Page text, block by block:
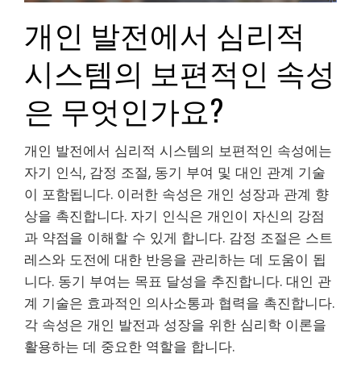
개인 발전에서 심리적
시스템의 보편적인 속성
은 무엇인가요?
개인 발전에서 심리적 시스템의 보편적인 속성에는
자기 인식, 감정 조절, 동기 부여 및 대인 관계 기술
이 포함됩니다. 이러한 속성은 개인 성장과 관계 향
상을 촉진합니다. 자기 인식은 개인이 자신의 강점
과 약점을 이해할 수 있게 합니다. 감정 조절은 스트
레스와 도전에 대한 반응을 관리하는 데 도움이 됩
니다. 동기 부여는 목표 달성을 추진합니다. 대인 관
계 기술은 효과적인 의사소통과 협력을 촉진합니다.
각 속성은 개인 발전과 성장을 위한 심리학 이론을
활용하는 데 중요한 역할을 합니다.